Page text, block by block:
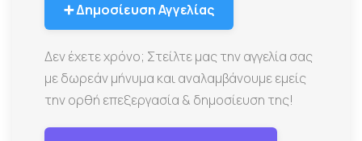
➕ Δημοσίευση Αγγελίας
Δεν έχετε χρόνο; Στείλτε μας την αγγελία σας
με δωρεάν μήνυμα και αναλαμβάνουμε εμείς
την ορθή επεξεργασία & δημοσίευση της!